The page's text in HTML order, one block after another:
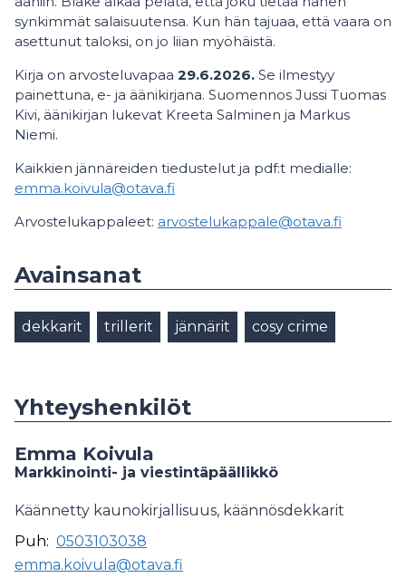
synkimmät salaisuutensa. Kun hän tajuaa, että vaara on
asettunut taloksi, on jo liian myöhäistä.
Kirja on arvosteluvapaa 29.6.2026. Se ilmestyy
painettuna, e- ja äänikirjana. Suomennos Jussi Tuomas
Kivi, äänikirjan lukevat Kreeta Salminen ja Markus
Niemi.
Kaikkien jännäreiden tiedustelut ja pdf:t medialle:
emma.koivula@otava.fi
Arvostelukappaleet: arvostelukappale@otava.fi
Avainsanat
dekkarit trillerit jännärit cosy crime
Yhteyshenkilöt
Emma Koivula
Markkinointi- ja viestintäpäällikkö
Käännetty kaunokirjallisuus, käännösdekkarit
Puh: 0503103038
emma.koivula@otava.fi